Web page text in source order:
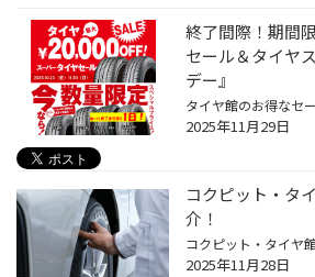
終了間際！期間
セール＆タイヤ
デー』
2025年11月29日
コクピット・タ
介！
2025年11月28日